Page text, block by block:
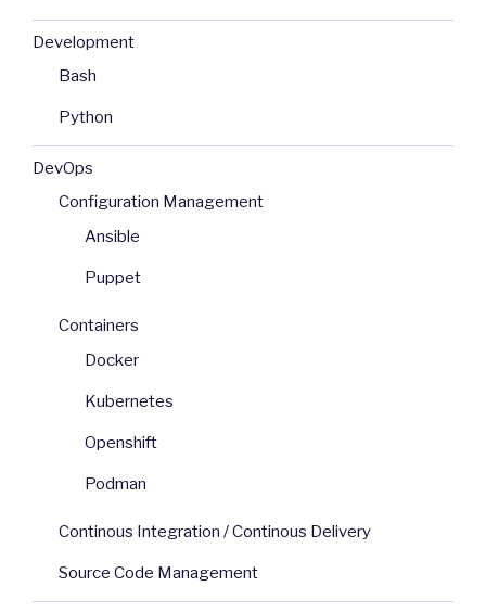
Development
Bash
Python
DevOps
Configuration Management
Ansible
Puppet
Containers
Docker
Kubernetes
Openshift
Podman
Continous Integration / Continous Delivery
Source Code Management